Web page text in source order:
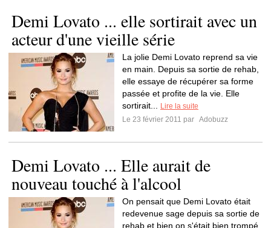
Demi Lovato ... elle sortirait avec un
acteur d'une vieille série
La jolie Demi Lovato reprend sa vie
en main. Depuis sa sortie de rehab,
elle essaye de récupérer sa forme
passée et profite de la vie. Elle
sortirait...
Lire la suite
Le 23 février 2011 par Adobuzz
Demi Lovato ... Elle aurait de
nouveau touché à l'alcool
On pensait que Demi Lovato était
redevenue sage depuis sa sortie de
rehab et bien on s'était bien trompé